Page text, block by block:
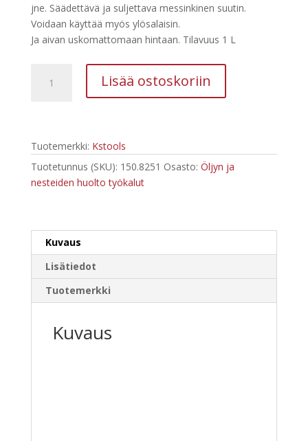
jne. Säädettävä ja suljettava messinkinen suutin.
Voidaan käyttää myös ylösalaisin.
Ja aivan uskomattomaan hintaan. Tilavuus 1 L
Pumppupullo
määrä
Lisää ostoskoriin
Tuotemerkki: Kstools
Tuotetunnus (SKU): 150.8251 Osasto: Öljyn ja
nesteiden huolto työkalut
Kuvaus
Lisätiedot
Tuotemerkki
Kuvaus